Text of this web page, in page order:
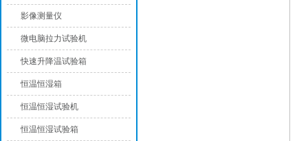
影像测量仪
微电脑拉力试验机
快速升降温试验箱
恒温恒湿箱
恒温恒湿试验机
恒温恒湿试验箱